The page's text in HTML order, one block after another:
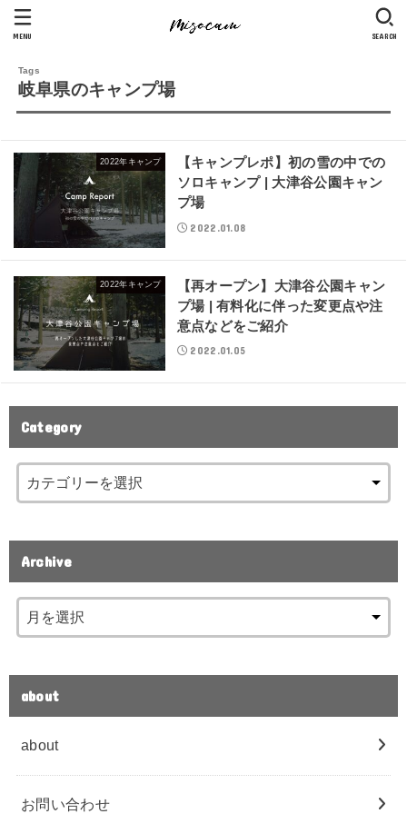
SEARCH
MENU
岐阜県のキャンプ場
2022年キャンプ
【キャンプレポ】初の雪の中での
ソロキャンプ | 大津谷公園キャン
プ場
2022.01.08
2022年キャンプ
【再オープン】大津谷公園キャン
プ場 | 有料化に伴った変更点や注
意点などをご紹介
2022.01.05
Category
Archive
about
about
お問い合わせ